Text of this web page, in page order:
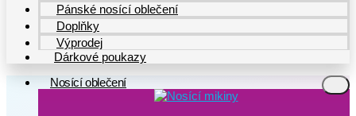
Pánské nosící oblečení
Doplňky
Výprodej
Dárkové poukazy
Nosící oblečení